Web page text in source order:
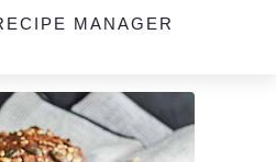
MANAGER